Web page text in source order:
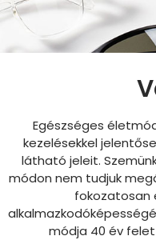
Egészséges
kezelésekkel
látható jeleit.
módon nem tudjuk
fokozatosan
módja 40 év